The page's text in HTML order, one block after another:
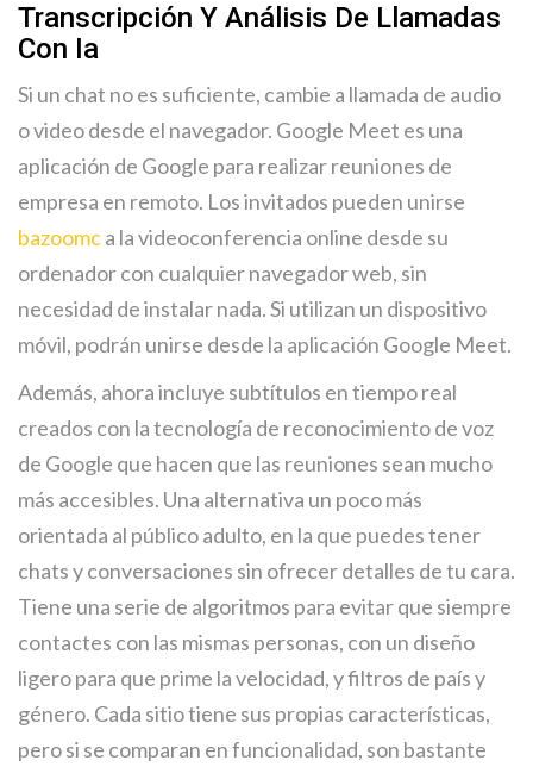
Transcripción Y Análisis De Llamadas
Con Ia
Si un chat no es suficiente, cambie a llamada de audio
o video desde el navegador. Google Meet es una
aplicación de Google para realizar reuniones de
empresa en remoto. Los invitados pueden unirse
bazoomca la videoconferencia online desde su
ordenador con cualquier navegador web, sin
necesidad de instalar nada. Si utilizan un dispositivo
móvil, podrán unirse desde la aplicación Google Meet.
Además, ahora incluye subtítulos en tiempo real
creados con la tecnología de reconocimiento de voz
de Google que hacen que las reuniones sean mucho
más accesibles. Una alternativa un poco más
orientada al público adulto, en la que puedes tener
chats y conversaciones sin ofrecer detalles de tu cara.
Tiene una serie de algoritmos para evitar que siempre
contactes con las mismas personas, con un diseño
ligero para que prime la velocidad, y filtros de país y
género. Cada sitio tiene sus propias características,
pero si se comparan en funcionalidad, son bastante